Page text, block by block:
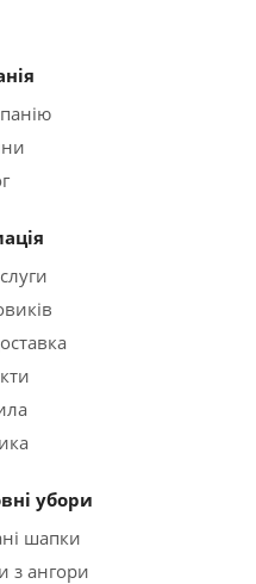
убори
шапки
з ангори